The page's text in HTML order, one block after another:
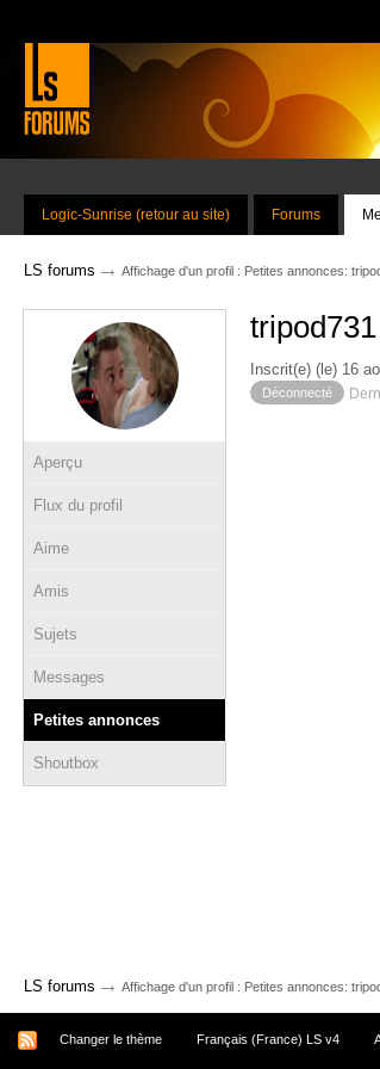
Logic-Sunrise (retour au site) Forums
LS forums → Affichage d'un profil : Petites annonces:
Aperçu
Flux du profil
Aime
Amis
Sujets
Messages
Petites annonces
Shoutbox
tripod731
Inscrit(e) (le) 16
Déconnecté
LS forums → Affichage d'un profil : Petites annonces:
Changer le thème Français (France) LS v4